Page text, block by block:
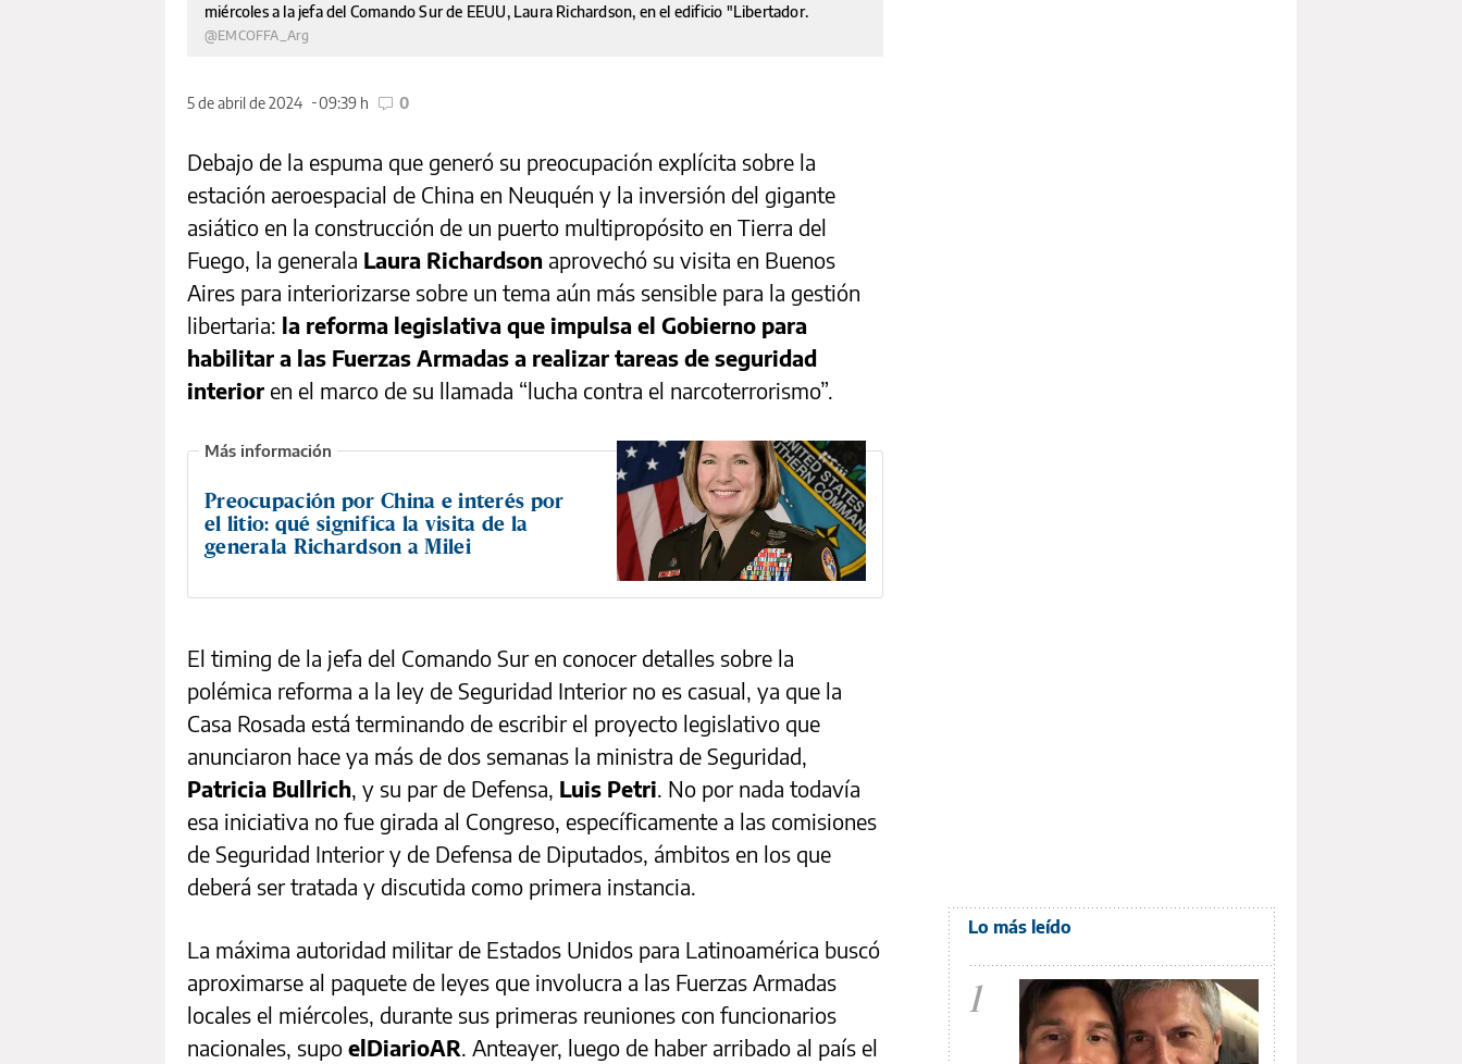
miércoles a la jefa del Comando Sur de EEUU, Laura Richardson, en el edificio "Libertador.
@EMCOFFA_Arg
5 de abril de 2024 09:39 h 0
Debajo de la espuma que generó su preocupación explícita sobre la
estación aeroespacial de China en Neuquén y la inversión del gigante
asiático en la construcción de un puerto multipropósito en Tierra del
Fuego, la generala Laura Richardson aprovechó su visita en Buenos
Aires para interiorizarse sobre un tema aún más sensible para la gestión
libertaria: la reforma legislativa que impulsa el Gobierno para
habilitar a las Fuerzas Armadas a realizar tareas de seguridad
interior en el marco de su llamada “lucha contra el narcoterrorismo”.
Preocupación por China e interés por
el litio: qué significa la visita de la
generala Richardson a Milei
El timing de la jefa del Comando Sur en conocer detalles sobre la
polémica reforma a la ley de Seguridad Interior no es casual, ya que la
Casa Rosada está terminando de escribir el proyecto legislativo que
anunciaron hace ya más de dos semanas la ministra de Seguridad,
Patricia Bullrich, y su par de Defensa, Luis Petri. No por nada todavía
esa iniciativa no fue girada al Congreso, específicamente a las comisiones
de Seguridad Interior y de Defensa de Diputados, ámbitos en los que
deberá ser tratada y discutida como primera instancia.
La máxima autoridad militar de Estados Unidos para Latinoamérica buscó
aproximarse al paquete de leyes que involucra a las Fuerzas Armadas
locales el miércoles, durante sus primeras reuniones con funcionarios
nacionales, supo elDiarioAR. Anteayer, luego de haber arribado al país el
Lo más leído
1